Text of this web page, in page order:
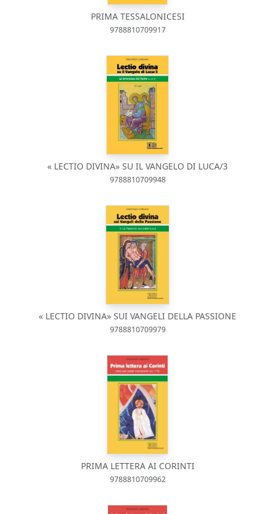
PRIMA TESSALONICESI
9788810709917
« LECTIO DIVINA» SU IL VANGELO DI LUCA/3
9788810709948
« LECTIO DIVINA» SUI VANGELI DELLA PASSIONE
9788810709979
PRIMA LETTERA AI CORINTI
9788810709962